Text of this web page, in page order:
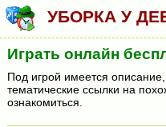
УБОРКА У
Играть онлайн
Под игрой имеется
тематические ссылки на
ознакомиться.